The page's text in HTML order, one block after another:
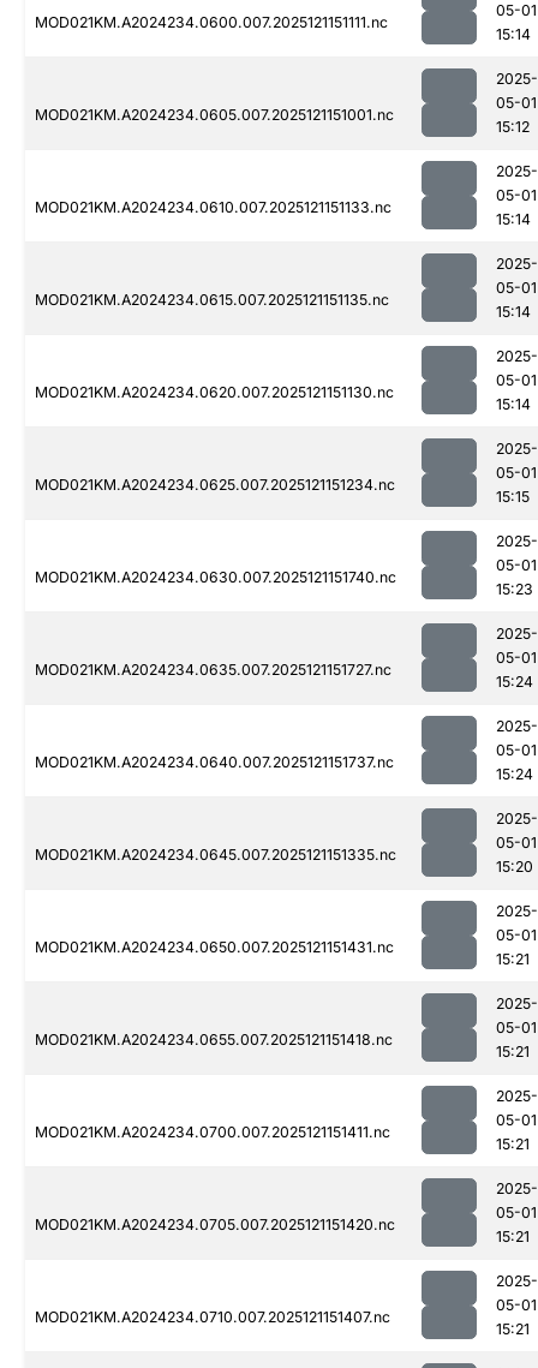
MOD021KM.A2024234.0600.007.2025121151111.nc
05-01
15:14
MOD021KM.A2024234.0605.007.2025121151001.nc
2025-
05-01
15:12
MOD021KM.A2024234.0610.007.2025121151133.nc
2025-
05-01
15:14
MOD021KM.A2024234.0615.007.2025121151135.nc
2025-
05-01
15:14
MOD021KM.A2024234.0620.007.2025121151130.nc
2025-
05-01
15:14
MOD021KM.A2024234.0625.007.2025121151234.nc
2025-
05-01
15:15
MOD021KM.A2024234.0630.007.2025121151740.nc
2025-
05-01
15:23
MOD021KM.A2024234.0635.007.2025121151727.nc
2025-
05-01
15:24
MOD021KM.A2024234.0640.007.2025121151737.nc
2025-
05-01
15:24
MOD021KM.A2024234.0645.007.2025121151335.nc
2025-
05-01
15:20
MOD021KM.A2024234.0650.007.2025121151431.nc
2025-
05-01
15:21
MOD021KM.A2024234.0655.007.2025121151418.nc
2025-
05-01
15:21
MOD021KM.A2024234.0700.007.2025121151411.nc
2025-
05-01
15:21
MOD021KM.A2024234.0705.007.2025121151420.nc
2025-
05-01
15:21
MOD021KM.A2024234.0710.007.2025121151407.nc
2025-
05-01
15:21